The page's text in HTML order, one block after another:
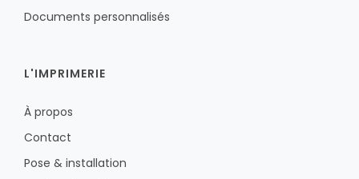
Documents personnalisés
L'IMPRIMERIE
À propos
Contact
Pose & installation